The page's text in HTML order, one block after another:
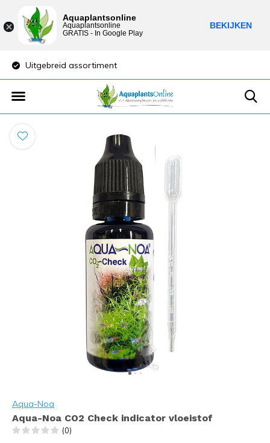
Uitgebreid assortiment
Aqua-Noa
Aqua-Noa CO2 Check indicator vloeistof
(0)
Aquaplantsonline
Aquaplantsonline
GRATIS - In Google Play
BEKIJKEN